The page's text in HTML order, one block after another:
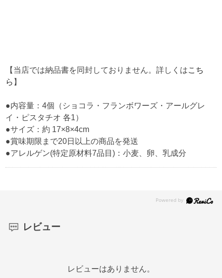
【当店では納品書を同封しておりません。詳しくはこち
ら 】
●内容量：4個（ショコラ・フランボワーズ・アールグレ
イ・ピスタチオ 各1）
●サイズ：約 17×8×4cm
●賞味期限まで20日以上の商品を発送
●アレルゲン(特定原材料7品目)：小麦、卵、乳成分
レビュー
レビューはありません。